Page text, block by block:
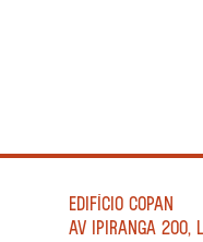
EDIFÍCIO COPAN
AV IPIRANGA 200,